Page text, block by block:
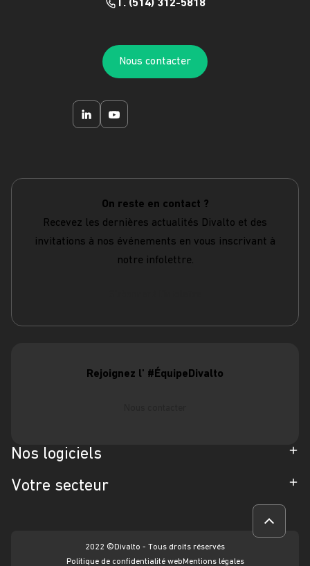
T. (514) 312-5818
Nous contacter
On reste en contact ?
Recevez les dernières actualités Divalto et des
invitations à nos événements en vous inscrivant à
notre infolettre.
Rejoignez l' #ÉquipeDivalto
Nos logiciels
ERP
Votre secteur
2022 ©Divalto - Tous droits réservés
Politique de confidentialité web Mentions légales